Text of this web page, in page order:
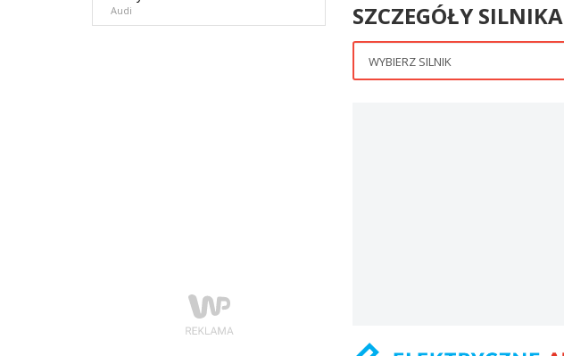
SZCZEGÓŁY SILNIKA
Audi